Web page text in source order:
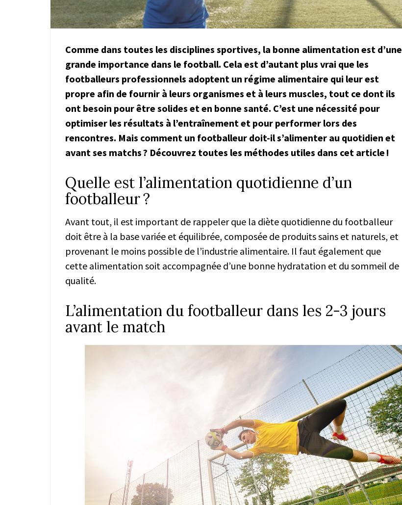
Comme dans toutes les disciplines sportives, la bonne alimentation est d’une
grande importance dans le football. Cela est d’autant plus vrai que les
footballeurs professionnels adoptent un régime alimentaire qui leur est
propre afin de fournir à leurs organismes et à leurs muscles, tout ce dont ils
ont besoin pour être solides et en bonne santé. C’est une nécessité pour
optimiser les résultats à l’entraînement et pour performer lors des
rencontres. Mais comment un footballeur doit-il s’alimenter au quotidien et
avant ses matchs ? Découvrez toutes les méthodes utiles dans cet article !
Quelle est l’alimentation quotidienne d’un
footballeur ?
Avant tout, il est important de rappeler que la diète quotidienne du footballeur
doit être à la base variée et équilibrée, composée de produits sains et naturels, et
provenant le moins possible de l’industrie alimentaire. Il faut également que
cette alimentation soit accompagnée d’une bonne hydratation et du sommeil de
qualité.
L’alimentation du footballeur dans les 2-3 jours
avant le match